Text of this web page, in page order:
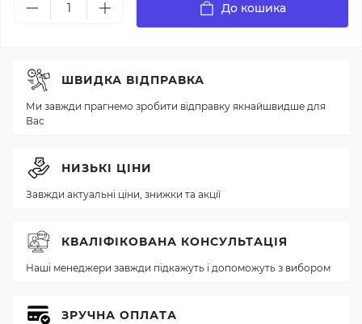
До кошика
ШВИДКА ВІДПРАВКА
Ми завжди прагнемо зробити відправку якнайшвидше для
Вас
НИЗЬКІ ЦІНИ
Завжди актуальні ціни, знижки та акції
КВАЛІФІКОВАНА КОНСУЛЬТАЦІЯ
Наші менеджери завжди підкажуть і допоможуть з вибором
ЗРУЧНА ОПЛАТА